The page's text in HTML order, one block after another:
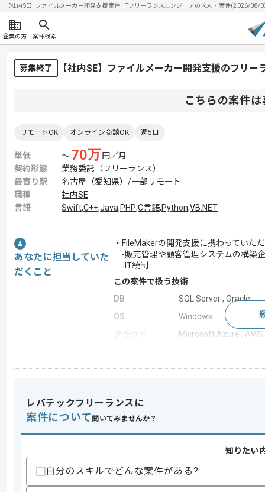
【社内SE】ファイルメーカー開発支援案件| ITフリーランスエンジニアの求人・案件(2026/08/
企業の方 案件検索
募集終了 【社内SE】ファイルメーカー開発支援のフリー
こちらの案件
リモートOK オンライン商談OK 週5日
単価 〜70万 円／月
契約形態
業務委託（フリーランス）
最寄り駅
名古屋（愛知県）/一部リモート
職種
社内SE
言語
Swift,C++,Java,PHP,C言語,Python,VB.NET
あなたに担当していた
だくこと
・FileMakerの開発支援に携わっていた
-販売管理や顧客管理システムの構築
-IT統制
この案件で扱う技術
DB
SQL Server , Oracle
OS
Windows
クラウド
Microsoft Azure , AWS
特徴
急募 , 自社サービスあ
求めるスキル
・システム開発の経験
・FileMakerの開発経験
レバテックフリーランスに
案件について 聞いてみませんか？
知りたい
自分のスキルでどんな案件がある?